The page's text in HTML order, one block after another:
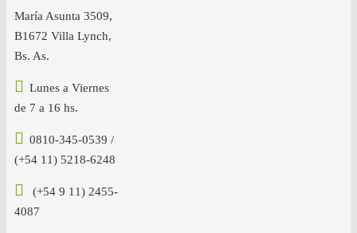
María Asunta 3509,
B1672 Villa Lynch,
Bs. As.
Lunes a Viernes
de 7 a 16 hs.
0810-345-0539 /
(+54 11) 5218-6248
(+54 9 11) 2455-
4087